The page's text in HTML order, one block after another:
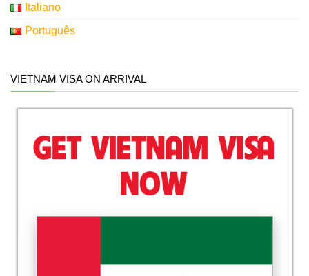
Italiano
Português
VIETNAM VISA ON ARRIVAL